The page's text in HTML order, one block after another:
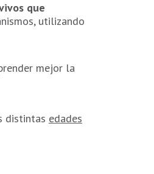
que
utilizando
mejor la
distintas edades